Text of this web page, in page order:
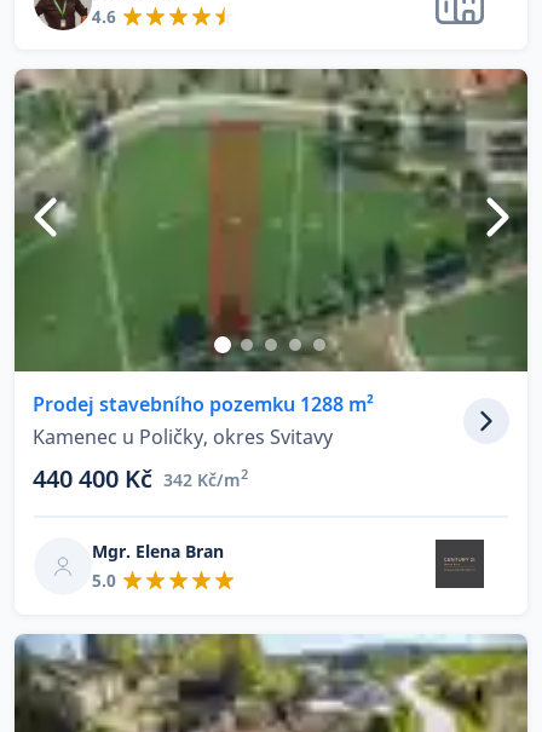
4.6
Prodej stavebního pozemku 1288 m²
Kamenec u Poličky, okres Svitavy
440 400 Kč 342 Kč/m2
Mgr. Elena Bran
5.0